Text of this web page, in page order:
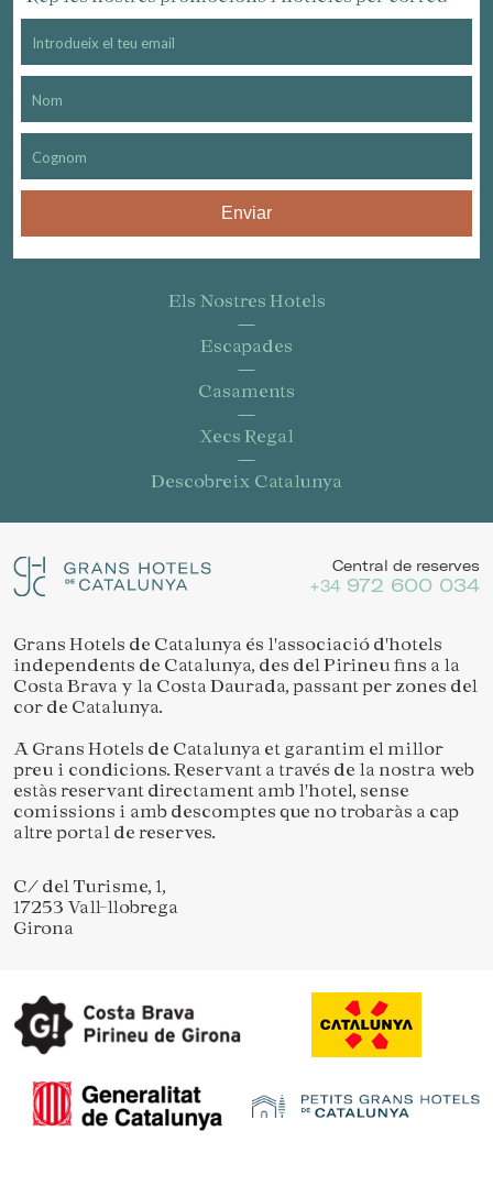
Enviar
Els Nostres Hotels
Escapades
Casaments
Xecs Regal
Descobreix Catalunya
Central de reserves
+34 972 600 034
Grans Hotels de Catalunya és l'associació d'hotels
independents de Catalunya, des del Pirineu fins a la
Costa Brava y la Costa Daurada, passant per zones del
cor de Catalunya.
A Grans Hotels de Catalunya et garantim el millor
preu i condicions. Reservant a través de la nostra web
estàs reservant directament amb l'hotel, sense
comissions i amb descomptes que no trobaràs a cap
altre portal de reserves.
C/ del Turisme, 1,
17253 Vall-llobrega
Girona